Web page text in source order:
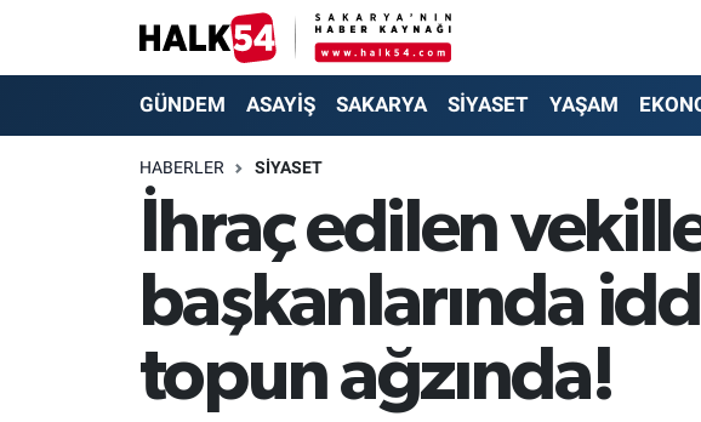
GÜNDEM ASAYİŞ SAKARYA SİYASET YAŞAM
HABERLER SİYASET
İhraç edilen
başkanlarında
topun ağzında!
GÜNDEM
SAKARYA
EKONOMİ
Adapazarı Nöbetçi Eczaneler
Adapazarı Hava Durumu
Adapazarı Trafik Yoğunluk Haritası
Süper Lig Puan Durumu ve Fikstür
Son Dakika Haberleri